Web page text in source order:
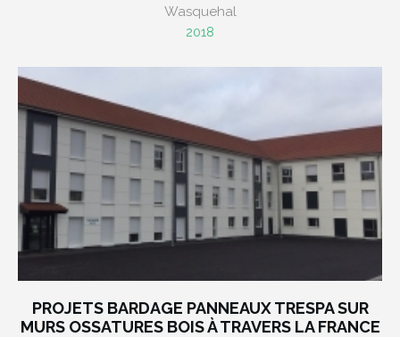
Wasquehal
2018
PROJETS BARDAGE PANNEAUX TRESPA SUR
MURS OSSATURES BOIS À TRAVERS LA FRANCE